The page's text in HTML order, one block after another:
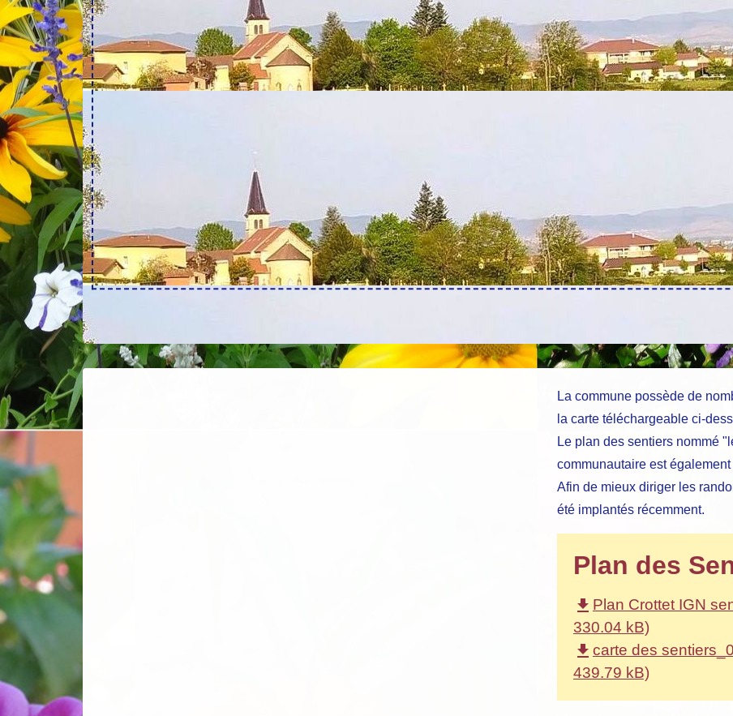
La commune possède de
la carte téléchargeable ci-
Le plan des sentiers nommé
communautaire est
Afin de mieux diriger les
été implantés récemment.
Plan des
file_download Plan Crottet IGN
330.04 kB)
file_download carte des
439.79 kB)